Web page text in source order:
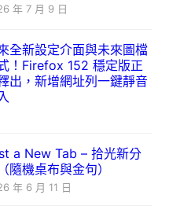
年 7 月 9 日
全新設定介面與未來圖檔
！Firefox 152 穩定版正
出，新增網址列一鍵靜音
a New Tab – 拾光新分
隨機桌布與金句）
年 6 月 11 日